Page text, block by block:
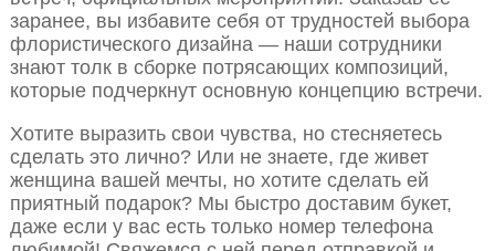
заранее, вы избавите себя от трудностей выбора
флористического дизайна — наши сотрудники
знают толк в сборке потрясающих композиций,
которые подчеркнут основную концепцию встречи.
Хотите выразить свои чувства, но стесняетесь
сделать это лично? Или не знаете, где живет
женщина вашей мечты, но хотите сделать ей
приятный подарок? Мы быстро доставим букет,
даже если у вас есть только номер телефона